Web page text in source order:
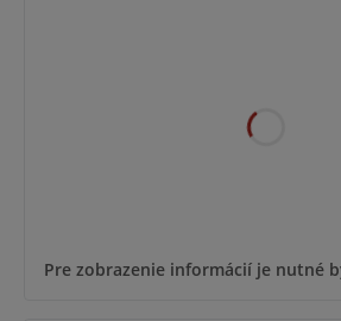
Pre zobrazenie informácií je nutné